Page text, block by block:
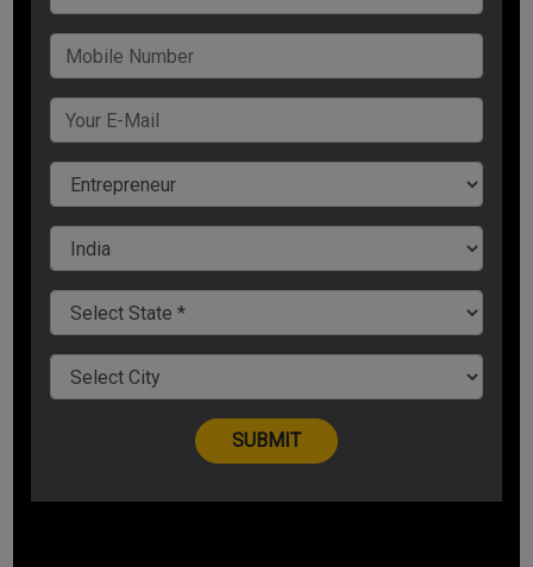
पापड़ की भारत के बाजार में भारी डिमांड बनी रहती है. पापड़ का भी कोई
सीज़न नहीं है. पापड़ हर बड़े समारोह का हिस्सा होते हैं. पापड़ बनाने के
लिए किन-किन चीज़ों की आवश्यकता होती है, इस बारे में आपको विस्तार
से बताने जा रहे हैं.
रॉ मैटेरियल (Papad Making Raw
Material):
पापड़ बनाने के लिए ग्राइंडर, मिक्सिंग मशीन(Papad Making Machine)
पानी के लिए टैंक, सीव सेट इत्यादि. वैसे तो पापड़ बनाने के लिए कई तरह की
ज्यादा उड़द की दाल के पापड़ की ज्यादा मांग होती है. इसके अलावा उड़द की
दाल, नमक, हींग, घी या तेल, काली मिर्च, लाल मिर्च और पानी आपकी लिस्ट में
शामिल होना चाहिए.
लाइसेंस और परमिशन:
पापड़ और अचार दोनों ही खाद्य पदार्थ हैं इसलिए इस बिज़नेस का